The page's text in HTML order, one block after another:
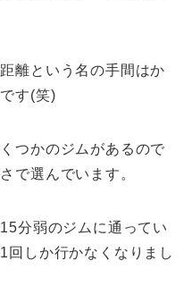
離という名の手間はか
す(笑)
つかのジムがあるので
で選んでいます。
分弱のジムに通ってい
回しか行かなくなりまし